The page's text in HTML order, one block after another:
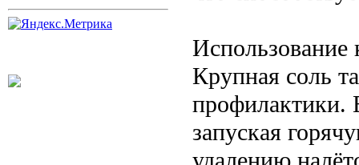
Использование
Крупная соль
профилактики.
запуская